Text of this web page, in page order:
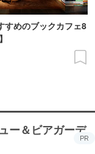
すめのブックカフェ8
ー＆ビアガーデ
PR